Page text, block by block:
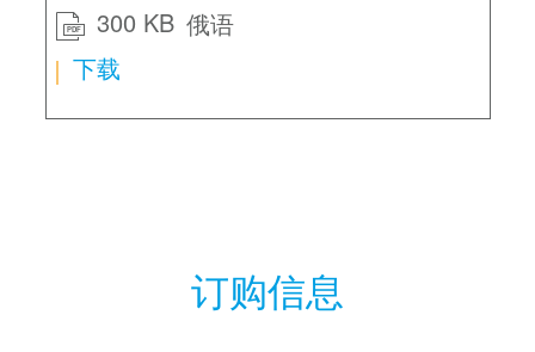
俄语
PDF
300 KB
下载
订购信息